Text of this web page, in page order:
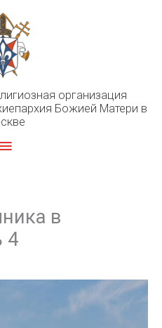
организация
Божией Матери в
в
4